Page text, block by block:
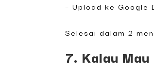
– Upload ke Google
Selesai dalam 2
7. Kalau